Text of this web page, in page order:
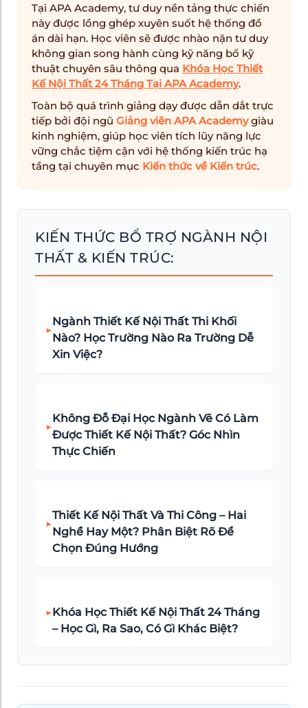
Tại APA Academy, tư duy nền tảng thực chiến
này được lồng ghép xuyên suốt hệ thống đồ
án dài hạn. Học viên sẽ được nhào nặn tư duy
không gian song hành cùng kỹ năng bổ kỹ
thuật chuyên sâu thông qua Khóa Học Thiết
Kế Nội Thất 24 Tháng Tại APA Academy.
Toàn bộ quá trình giảng dạy được dẫn dắt trực
tiếp bởi đội ngũ Giảng viên APA Academygiàu
kinh nghiệm, giúp học viên tích lũy năng lực
vững chắc tiệm cận với hệ thống kiến trúc hạ
tầng tại chuyên mục Kiến thức về Kiến trúc.
KIẾN THỨC BỔ TRỢ NGÀNH NỘI
THẤT & KIẾN TRÚC:
▶
Ngành Thiết Kế Nội Thất Thi Khối
Nào? Học Trường Nào Ra Trường Dễ
Xin Việc?
▶
Không Đỗ Đại Học Ngành Vẽ Có Làm
Được Thiết Kế Nội Thất? Góc Nhìn
Thực Chiến
▶
Thiết Kế Nội Thất Và Thi Công – Hai
Nghề Hay Một? Phân Biệt Rõ Để
Chọn Đúng Hướng
▶Khóa Học Thiết Kế Nội Thất 24 Tháng
– Học Gì, Ra Sao, Có Gì Khác Biệt?